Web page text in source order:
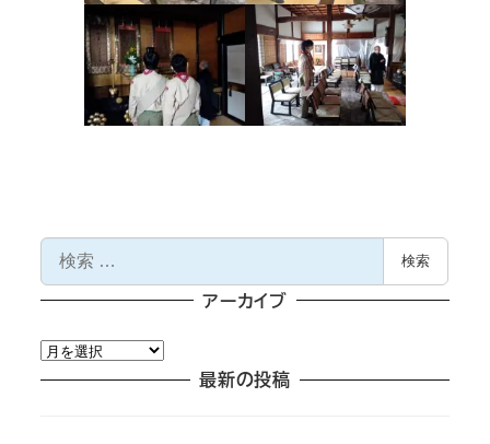
検
索
検索
アーカイブ
ア
ー
最新の投稿